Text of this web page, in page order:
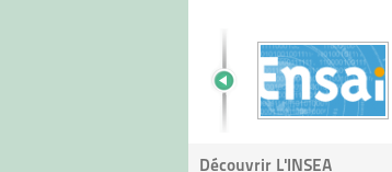
Découvrir L'INSEA